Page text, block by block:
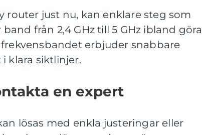
just nu, kan enklare steg som
från 2,4 GHz till 5 GHz ibland göra
erbjuder snabbare
klara siktlinjer.
en expert
lösas med enkla justeringar eller